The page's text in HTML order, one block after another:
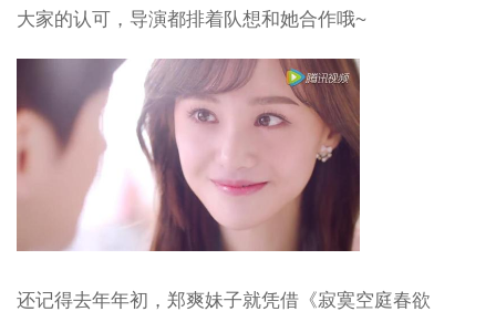
大家的认可，导演都排着队想和她合作哦~
还记得去年年初，郑爽妹子就凭借《寂寞空庭春欲